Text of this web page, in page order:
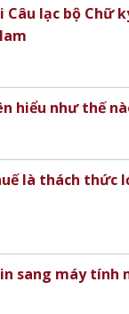
lạc bộ Chữ
hiểu như thế
là thách thức
sang máy tính